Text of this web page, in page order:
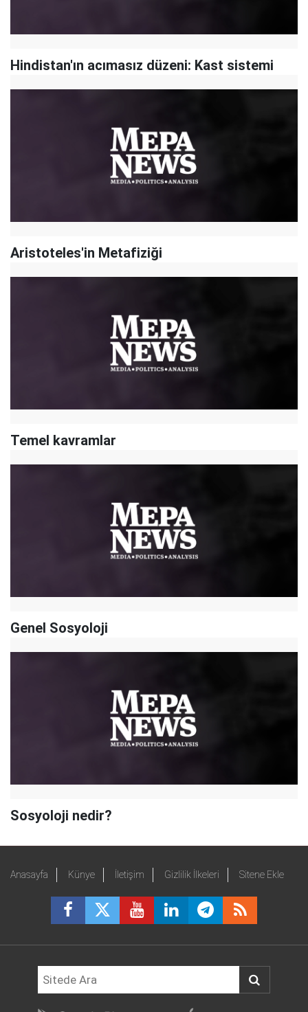
Hindistan'ın acımasız düzeni: Kast sistemi
Aristoteles'in Metafiziği
Temel kavramlar
Genel Sosyoloji
Sosyoloji nedir?
Anasayfa Künye İletişim Gizlilik İlkeleri Sitene Ekle